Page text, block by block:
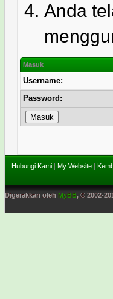
Anda
Masuk
Username:
Password:
Hubungi Kami | My Website |
Digerakkan oleh MyBB, © 2002-